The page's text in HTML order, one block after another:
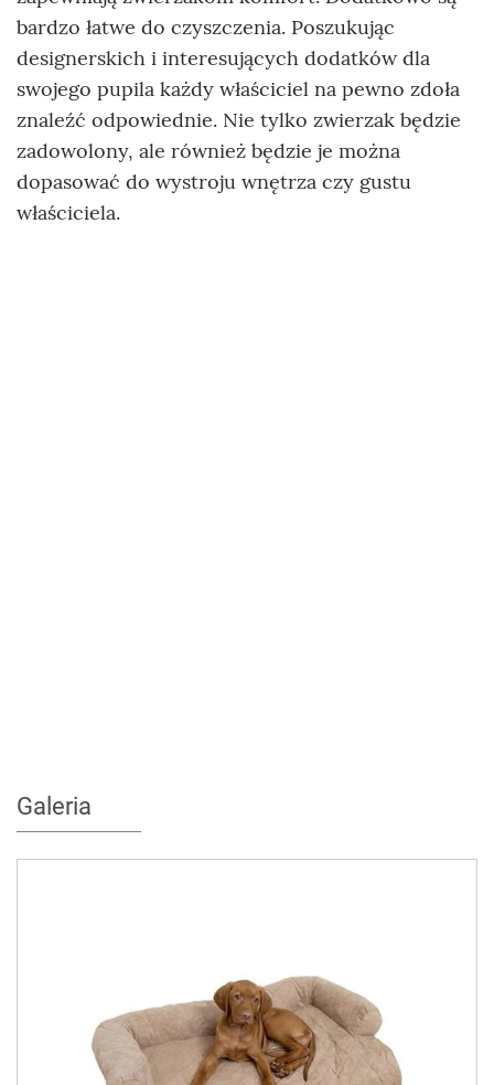
bardzo łatwe do czyszczenia. Poszukując
designerskich i interesujących dodatków dla
swojego pupila każdy właściciel na pewno zdoła
znaleźć odpowiednie. Nie tylko zwierzak będzie
zadowolony, ale również będzie je można
dopasować do wystroju wnętrza czy gustu
właściciela.
Galeria